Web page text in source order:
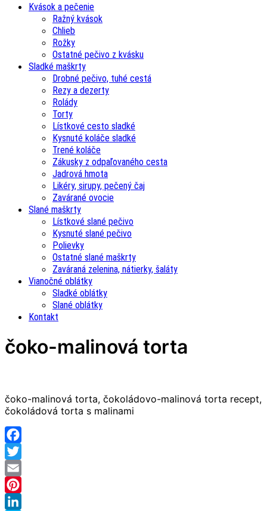
Kvások a pečenie
Ražný kvások
Chlieb
Rožky
Ostatné pečivo z kvásku
Sladké maškrty
Drobné pečivo, tuhé cestá
Rezy a dezerty
Rolády
Torty
Lístkové cesto sladké
Kysnuté koláče sladké
Trené koláče
Zákusky z odpaľovaného cesta
Jadrová hmota
Likéry, sirupy, pečený čaj
Zavárané ovocie
Slané maškrty
Lístkové slané pečivo
Kysnuté slané pečivo
Polievky
Ostatné slané maškrty
Zaváraná zelenina, nátierky, šaláty
Vianočné oblátky
Sladké oblátky
Slané oblátky
Kontakt
čoko-malinová torta
čoko-malinová torta, čokoládovo-malinová torta recept,
čokoládová torta s malinami
Facebook
Twitter
Email
Pinterest